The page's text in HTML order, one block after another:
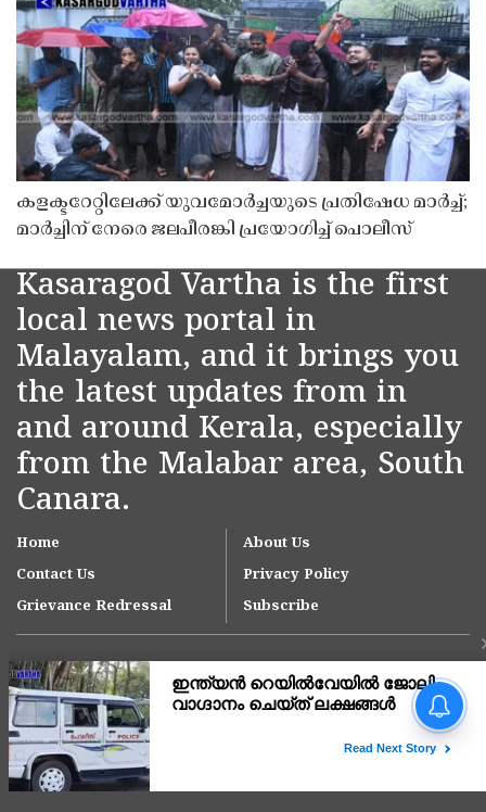
കളക്ടറേറ്റിലേക്ക് യുവമോർച്ചയുടെ പ്രതിഷേധ മാർച്ച്;
മാർച്ചിന് നേരെ ജലപീരങ്കി പ്രയോഗിച്ച് പൊലീസ്
Kasaragod Vartha is the first
local news portal in
Malayalam, and it brings you
the latest updates from in
and around Kerala, especially
from the Malabar area, South
Canara.
Home
About Us
Contact Us
Privacy Policy
Grievance Redressal
Subscribe
Copyright © 2007-